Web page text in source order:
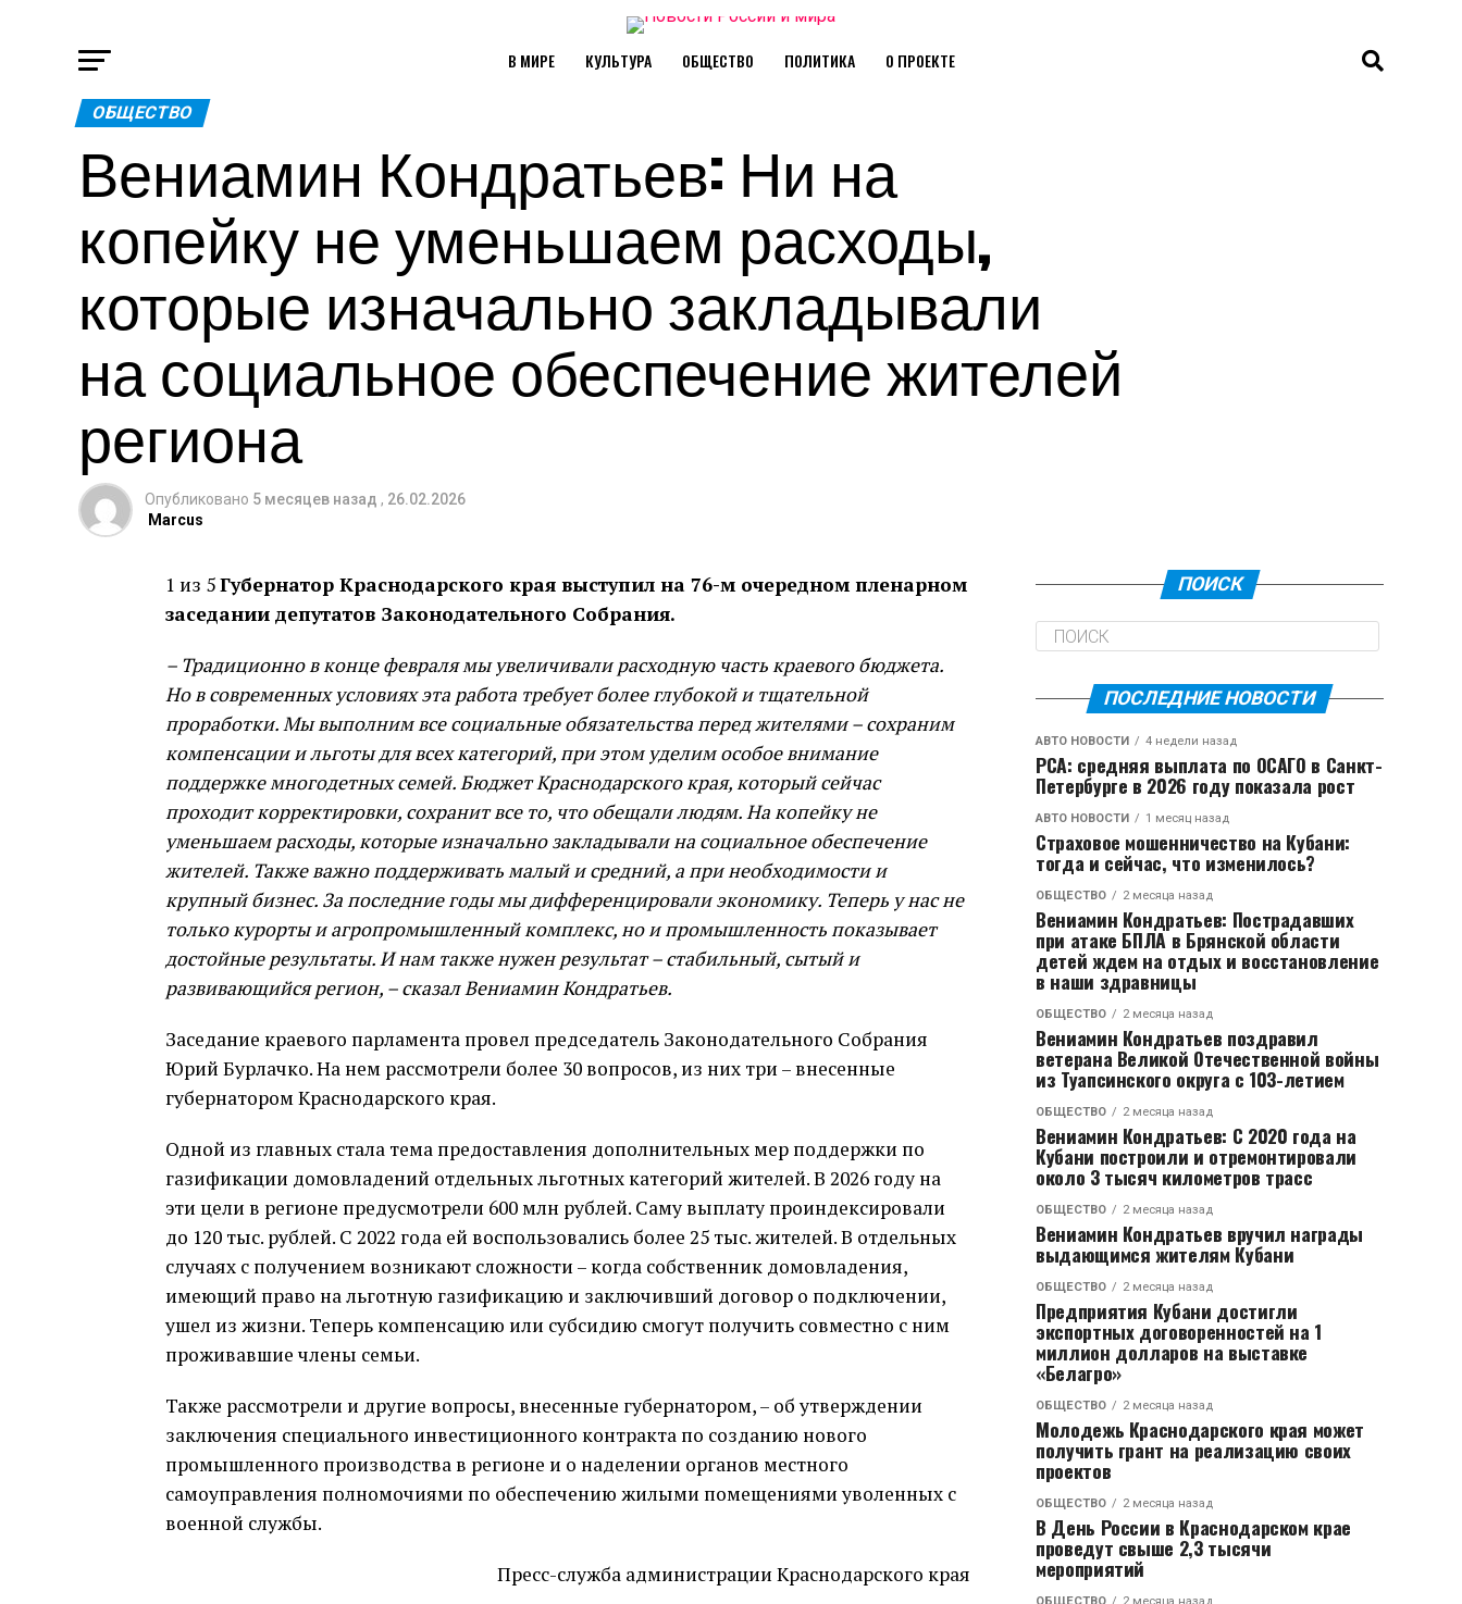
В МИРЕ КУЛЬТУРА ОБЩЕСТВО ПОЛИТИКА О ПРОЕКТЕ
ОБЩЕСТВО
Вениамин Кондратьев: Ни на
копейку не уменьшаем расходы,
которые изначально закладывали
на социальное обеспечение жителей
региона
Опубликовано 5 месяцев назад , 26.02.2026
Marcus
1 из 5Губернатор Краснодарского края выступил на 76-м очередном пленарном
заседании депутатов Законодательного Собрания.
– Традиционно в конце февраля мы увеличивали расходную часть краевого бюджета.
Но в современных условиях эта работа требует более глубокой и тщательной
проработки. Мы выполним все социальные обязательства перед жителями – сохраним
компенсации и льготы для всех категорий, при этом уделим особое внимание
поддержке многодетных семей. Бюджет Краснодарского края, который сейчас
проходит корректировки, сохранит все то, что обещали людям. На копейку не
уменьшаем расходы, которые изначально закладывали на социальное обеспечение
жителей. Также важно поддерживать малый и средний, а при необходимости и
крупный бизнес. За последние годы мы дифференцировали экономику. Теперь у нас не
только курорты и агропромышленный комплекс, но и промышленность показывает
достойные результаты. И нам также нужен результат – стабильный, сытый и
развивающийся регион, – сказал Вениамин Кондратьев.
Заседание краевого парламента провел председатель Законодательного Собрания
Юрий Бурлачко. На нем рассмотрели более 30 вопросов, из них три – внесенные
губернатором Краснодарского края.
Одной из главных стала тема предоставления дополнительных мер поддержки по
газификации домовладений отдельных льготных категорий жителей. В 2026 году на
эти цели в регионе предусмотрели 600 млн рублей. Саму выплату проиндексировали
до 120 тыс. рублей. С 2022 года ей воспользовались более 25 тыс. жителей. В отдельных
случаях с получением возникают сложности – когда собственник домовладения,
имеющий право на льготную газификацию и заключивший договор о подключении,
ушел из жизни. Теперь компенсацию или субсидию смогут получить совместно с ним
проживавшие члены семьи.
Также рассмотрели и другие вопросы, внесенные губернатором, – об утверждении
заключения специального инвестиционного контракта по созданию нового
промышленного производства в регионе и о наделении органов местного
самоуправления полномочиями по обеспечению жилыми помещениями уволенных с
военной службы.
Пресс-служба администрации Краснодарского края
ПОИСК
ПОСЛЕДНИЕ НОВОСТИ
АВТО НОВОСТИ 4 недели назад
РСА: средняя выплата по ОСАГО в Санкт-
Петербурге в 2026 году показала рост
АВТО НОВОСТИ 1 месяц назад
Страховое мошенничество на Кубани:
тогда и сейчас, что изменилось?
ОБЩЕСТВО 2 месяца назад
Вениамин Кондратьев: Пострадавших
при атаке БПЛА в Брянской области
детей ждем на отдых и восстановление
в наши здравницы
ОБЩЕСТВО 2 месяца назад
Вениамин Кондратьев поздравил
ветерана Великой Отечественной войны
из Туапсинского округа с 103-летием
ОБЩЕСТВО 2 месяца назад
Вениамин Кондратьев: С 2020 года на
Кубани построили и отремонтировали
около 3 тысяч километров трасс
ОБЩЕСТВО 2 месяца назад
Вениамин Кондратьев вручил награды
выдающимся жителям Кубани
ОБЩЕСТВО 2 месяца назад
Предприятия Кубани достигли
экспортных договоренностей на 1
миллион долларов на выставке
«Белагро»
ОБЩЕСТВО 2 месяца назад
Молодежь Краснодарского края может
получить грант на реализацию своих
проектов
ОБЩЕСТВО 2 месяца назад
В День России в Краснодарском крае
проведут свыше 2,3 тысячи
мероприятий